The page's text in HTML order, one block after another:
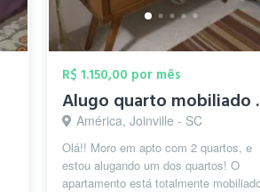
R$ 1.150,00 por mês
América, Joinville - SC
Olá!! Moro em apto com 2 quartos, e
estou alugando um dos quartos! O
apartamento está totalmente